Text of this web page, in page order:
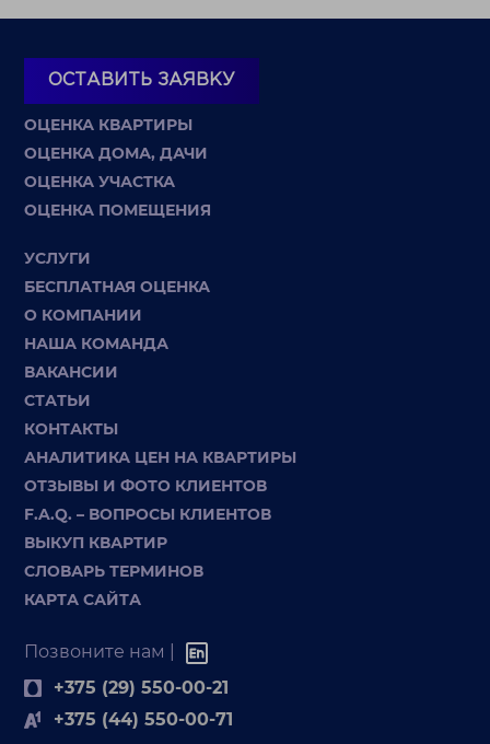
ОСТАВИТЬ ЗАЯВКУ
ОЦЕНКА КВАРТИРЫ
ОЦЕНКА ДОМА, ДАЧИ
ОЦЕНКА УЧАСТКА
ОЦЕНКА ПОМЕЩЕНИЯ
УСЛУГИ
БЕСПЛАТНАЯ ОЦЕНКА
О КОМПАНИИ
НАША КОМАНДА
ВАКАНСИИ
СТАТЬИ
КОНТАКТЫ
АНАЛИТИКА ЦЕН НА КВАРТИРЫ
ОТЗЫВЫ И ФОТО КЛИЕНТОВ
F.A.Q. – ВОПРОСЫ КЛИЕНТОВ
ВЫКУП КВАРТИР
СЛОВАРЬ ТЕРМИНОВ
КАРТА САЙТА
Позвоните нам |
+375 (29) 550-00-21
+375 (44) 550-00-71